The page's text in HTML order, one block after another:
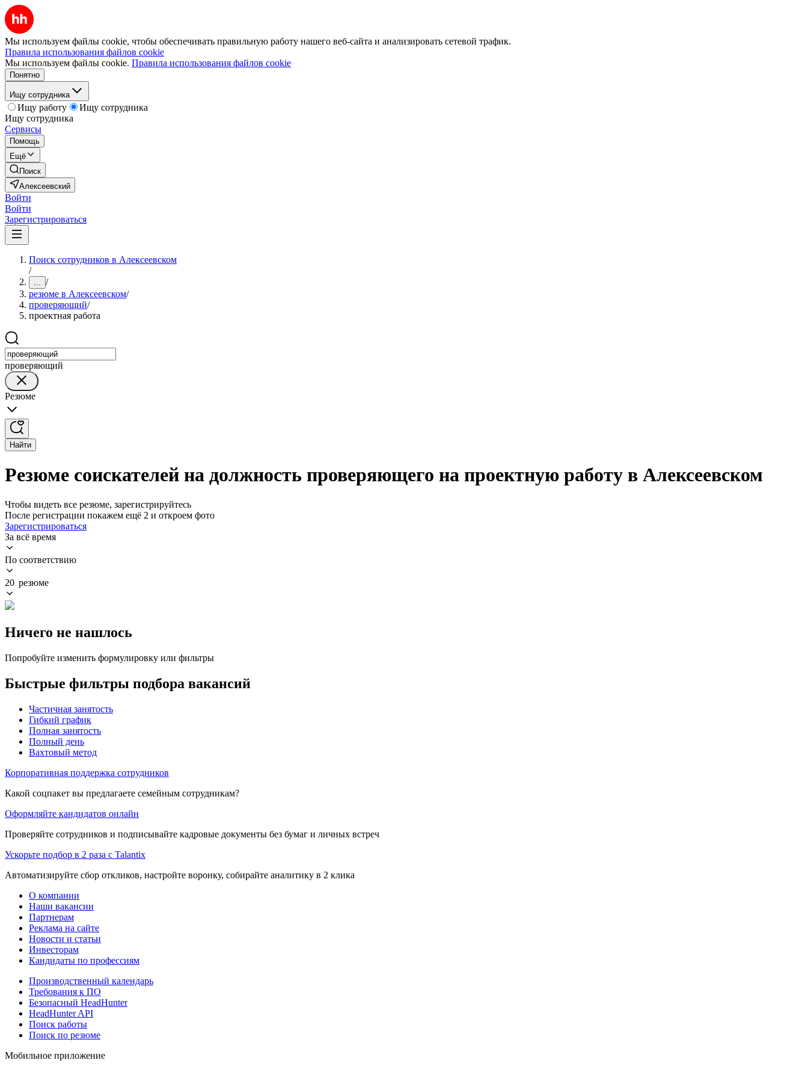
Мы используем файлы cookie, чтобы обеспечивать правильную работу нашего веб-сайта и анализировать сетевой трафик.
Правила использования файлов cookie
Мы используем файлы cookie. Правила использования файлов cookie
Понятно
Ищу сотрудника
Ищу работу
Ищу сотрудника
Ищу сотрудника
Сервисы
Помощь
Ещё
Поиск
Алексеевский
Войти
Войти
Зарегистрироваться
Поиск сотрудников в Алексеевском
/
... /
резюме в Алексеевском/
проверяющий/
проектная работа
проверяющий
Резюме
Найти
Резюме соискателей на должность проверяющего на проектную работу в Алексеевском
Чтобы видеть все резюме, зарегистрируйтесь
После регистрации покажем ещё 2 и откроем фото
Зарегистрироваться
За всё время
По соответствию
20 резюме
Ничего не нашлось
Попробуйте изменить формулировку или фильтры
Быстрые фильтры подбора вакансий
Частичная занятость
Гибкий график
Полная занятость
Полный день
Вахтовый метод
Корпоративная поддержка сотрудников
Какой соцпакет вы предлагаете семейным сотрудникам?
Оформляйте кандидатов онлайн
Проверяйте сотрудников и подписывайте кадровые документы без бумаг и личных встреч
Ускорьте подбор в 2 раза с Talantix
Автоматизируйте сбор откликов, настройте воронку, собирайте аналитику в 2 клика
О компании
Наши вакансии
Партнерам
Реклама на сайте
Новости и статьи
Инвесторам
Кандидаты по профессиям
Производственный календарь
Требования к ПО
Безопасный HeadHunter
HeadHunter API
Поиск работы
Поиск по резюме
Мобильное приложение